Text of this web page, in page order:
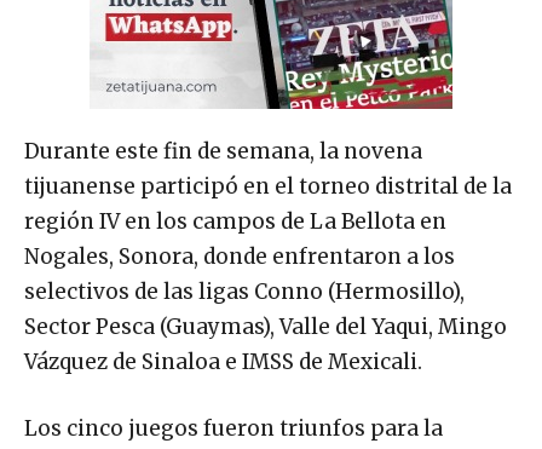
Durante este fin de semana, la novena
tijuanense participó en el torneo distrital de la
región IV en los campos de La Bellota en
Nogales, Sonora, donde enfrentaron a los
selectivos de las ligas Conno (Hermosillo),
Sector Pesca (Guaymas), Valle del Yaqui, Mingo
Vázquez de Sinaloa e IMSS de Mexicali.
Los cinco juegos fueron triunfos para la